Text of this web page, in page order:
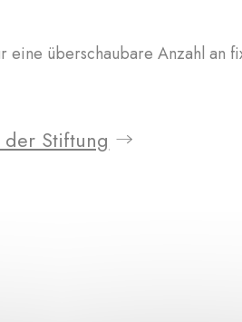
eine überschaubare Anzahl an
Stiftung